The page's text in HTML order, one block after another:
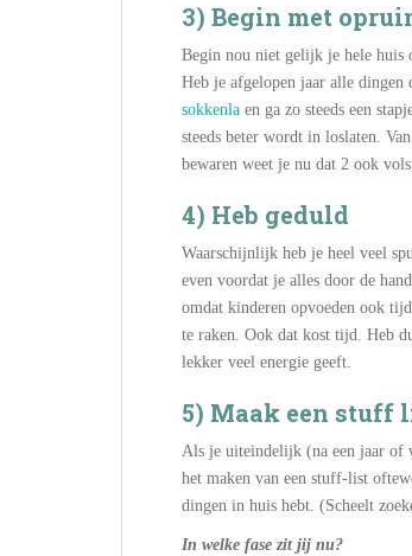
3) Begin met
Begin nou niet gelijk je hele huis
Heb je afgelopen jaar alle
sokkenla en ga zo steeds een
steeds beter wordt in loslaten.
bewaren weet je nu dat 2 ook
4) Heb geduld
Waarschijnlijk heb je heel veel
even voordat je alles door de
omdat kinderen opvoeden ook
te raken. Ook dat kost tijd. Heb
lekker veel energie geeft.
5) Maak een stuff
Als je uiteindelijk (na een jaar of
het maken van een stuff-list
dingen in huis hebt. (Scheelt
In welke fase zit jij nu?